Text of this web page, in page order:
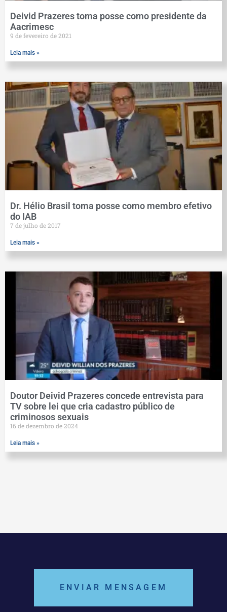
Deivid Prazeres toma posse como presidente da
Aacrimesc
9 de fevereiro de 2021
Leia mais »
Dr. Hélio Brasil toma posse como membro efetivo
do IAB
7 de julho de 2017
Leia mais »
Doutor Deivid Prazeres concede entrevista para
TV sobre lei que cria cadastro público de
criminosos sexuais
16 de dezembro de 2024
Leia mais »
ENVIAR MENSAGEM